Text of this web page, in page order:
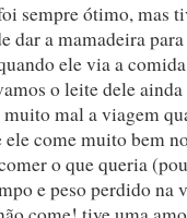
sempre ótimo, mas
dar a mamadeira
ele via a
o leite dele
mal a viagem
come muito bem
o que queria
e peso perdido